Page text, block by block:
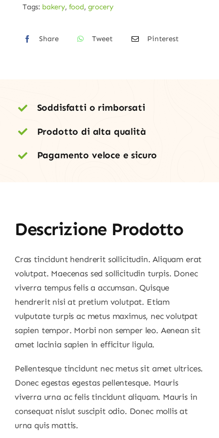
Tags: bakery, food, grocery
Share Tweet Pinterest
Soddisfatti o rimborsati
Prodotto di alta qualità
Pagamento veloce e sicuro
Descrizione Prodotto
Cras tincidunt hendrerit sollicitudin. Aliquam erat
volutpat. Maecenas sed sollicitudin turpis. Donec
viverra tempus felis a accumsan. Quisque
hendrerit nisi at pretium volutpat. Etiam
vulputate turpis ac metus maximus, nec volutpat
sapien tempor. Morbi non semper leo. Aenean sit
amet lacinia sapien in efficitur ligula.
Pellentesque tincidunt nec metus sit amet ultrices.
Donec egestas egestas pellentesque. Mauris
viverra urna ac felis tincidunt aliquam. Mauris in
consequat nislut suscipit odio. Donec mollis at
urna quis mattis.